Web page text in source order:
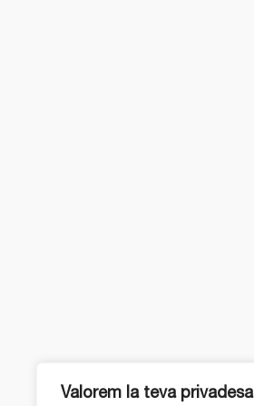
Valorem la teva privadesa